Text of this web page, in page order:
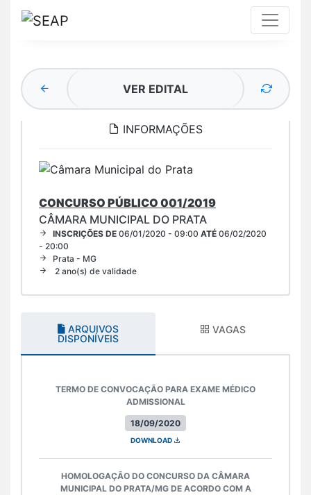
VER EDITAL
INFORMAÇÕES
CONCURSO PÚBLICO 001/2019
CÂMARA MUNICIPAL DO PRATA
INSCRIÇÕES DE 06/01/2020 - 09:00 ATÉ 06/02/2020
- 20:00
Prata - MG
2 ano(s) de validade
ARQUIVOS
DISPONÍVEIS
VAGAS
18/09/2020
TERMO DE CONVOCAÇÃO PARA EXAME MÉDICO
ADMISSIONAL
DOWNLOAD
HOMOLOGAÇÃO DO CONCURSO DA CÂMARA
MUNICIPAL DO PRATA/MG DE ACORDO COM A